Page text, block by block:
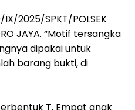
2025/SPKT/POLSEK
JAYA. “Motif tersangka
dipakai untuk
barang bukti, di